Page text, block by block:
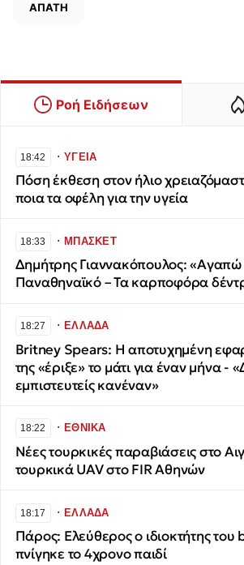
ΑΠΑΤΗ
Ροή Ειδήσεων
18:42 ∙ΥΓΕΙΑ
Πόση έκθεση στον ήλιο
ποια τα οφέλη για την υγεία
18:33 ∙ΜΠΑΣΚΕΤ
Δημήτρης Γιαννακόπουλος: «Αγαπώ
Παναθηναϊκό – Τα καρποφόρα
18:27 ∙ΕΛΛΑΔΑ
Britney Spears: Η αποτυχημένη
της «έριξε» το μάτι για έναν μήνα -
εμπιστευτείς κανέναν»
18:22 ∙ΕΘΝΙΚΑ
Νέες τουρκικές παραβιάσεις στο
τουρκικά UAV στο FIR Αθηνών
18:17 ∙ΕΛΛΑΔΑ
Πάρος: Ελεύθερος ο ιδιοκτήτης
πνίγηκε το 4χρονο παιδί